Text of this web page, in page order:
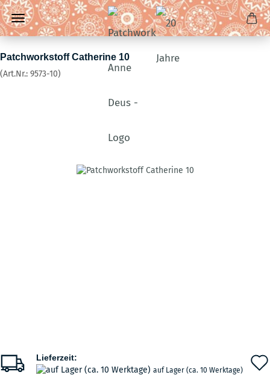
Patchworkstoff Catherine 10
(Art.Nr.: 9573-10)
Lieferzeit:
auf Lager (ca. 10 Werktage)